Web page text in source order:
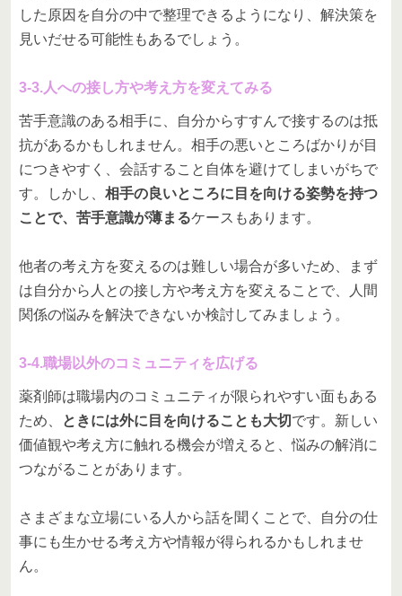
した原因を自分の中で整理できるようになり、解決策を
見いだせる可能性もあるでしょう。
3-3.人への接し方や考え方を変えてみる
苦手意識のある相手に、自分からすすんで接するのは抵
抗があるかもしれません。相手の悪いところばかりが目
につきやすく、会話すること自体を避けてしまいがちで
す。しかし、 相手の良いところに目を向ける姿勢を持つ
ことで、苦手意識が薄まるケースもあります。
他者の考え方を変えるのは難しい場合が多いため、まず
は自分から人との接し方や考え方を変えることで、人間
関係の悩みを解決できないか検討してみましょう。
3-4.職場以外のコミュニティを広げる
薬剤師は職場内のコミュニティが限られやすい面もある
ため、
ときには外に目を向けることも大切 です。新しい
価値観や考え方に触れる機会が増えると、悩みの解消に
つながることがあります。
さまざまな立場にいる人から話を聞くことで、自分の仕
事にも生かせる考え方や情報が得られるかもしれませ
ん。